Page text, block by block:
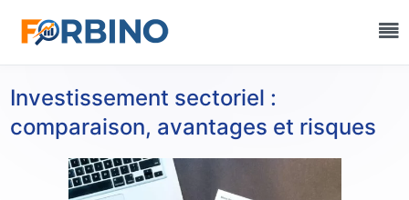
Investissement sectoriel :
comparaison, avantages et risques